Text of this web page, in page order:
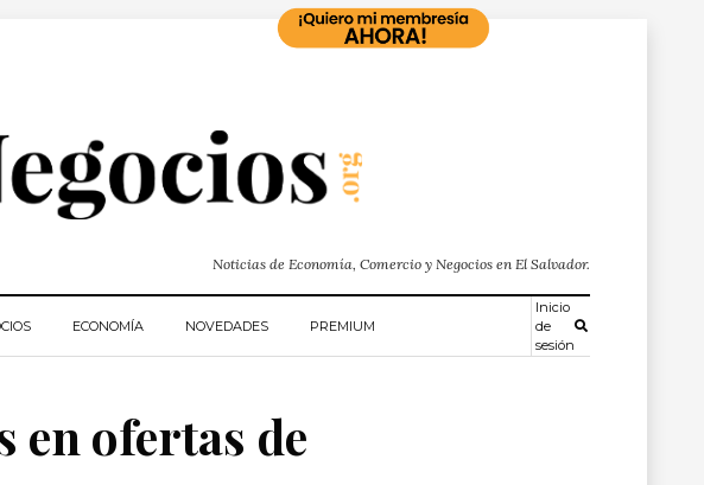
Noticias de Economía, Comercio y Negocios en El Salvador.
ECONOMÍA NOVEDADES PREMIUM
Inicio
de
sesión
en ofertas de